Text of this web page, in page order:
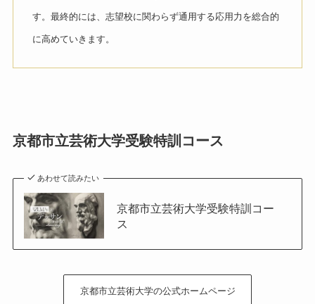
す。最終的には、志望校に関わらず通用する応用力を総合的
に高めていきます。
京都市立芸術大学受験特訓コース
あわせて読みたい
京都市立芸術大学受験特訓コー
ス
京都市立芸術大学の公式ホームページ